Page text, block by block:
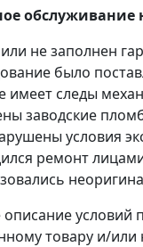
обслуживание
не заполнен
было
имеет следы
заводские
условия
ремонт
условий
товару и/или